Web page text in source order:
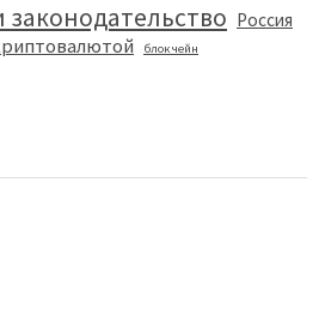
законодательство Россия
блокчейн